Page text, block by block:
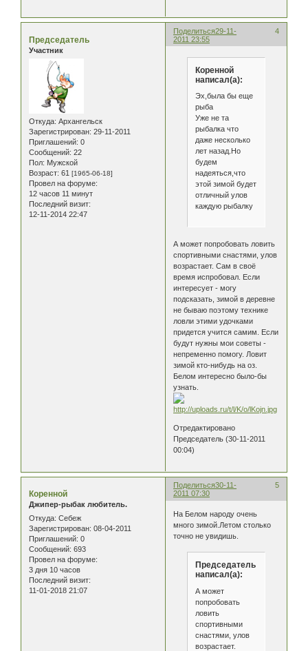
Поделиться 4
29-11-
2011 23:55
Председатель
Участник
Откуда: Архангельск
Зарегистрирован: 29-11-2011
Приглашений: 0
Сообщений: 22
Пол: Мужской
Возраст: 61 [1965-06-18]
Провел на форуме:
12 часов 11 минут
Последний визит:
12-11-2014 22:47
Коренной
написал(а):
Эх,была бы еще
рыба
Уже не та
рыбалка что
даже несколько
лет назад.Но
будем
надеяться,что
этой зимой будет
отличный улов
каждую рыбалку
А может попробовать ловить
спортивными снастями, улов
возрастает. Сам в своё
время испробовал. Если
интересует - могу
подсказать, зимой в деревне
не бываю поэтому технике
ловли этими удочками
придется учится самим. Если
будут нужны мои советы -
непременно помогу. Ловит
зимой кто-нибудь на оз.
Белом интересно было-бы
узнать.
Отредактировано
Председатель (30-11-2011
00:04)
Поделиться 5
30-11-
2011 07:30
Коренной
Джипер-рыбак любитель.
Откуда: Себеж
Зарегистрирован: 08-04-2011
Приглашений: 0
Сообщений: 693
Провел на форуме:
3 дня 10 часов
Последний визит:
11-01-2018 21:07
На Белом народу очень
много зимой.Летом столько
точно не увидишь.
Председатель
написал(а):
А может
попробовать
ловить
спортивными
снастями, улов
возрастает.